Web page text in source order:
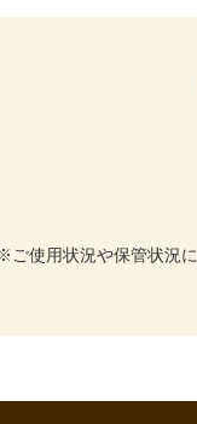
ご使用状況や保管状況